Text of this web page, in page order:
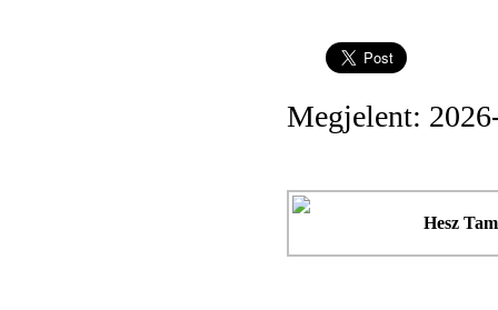
Megjelent:
Hesz